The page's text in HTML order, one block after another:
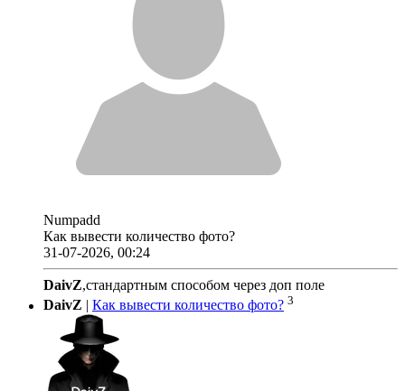
Numpadd
Как вывести количество фото?
31-07-2026, 00:24
DaivZ,стандартным способом через доп поле
DaivZ
Как вывести количество фото? 3